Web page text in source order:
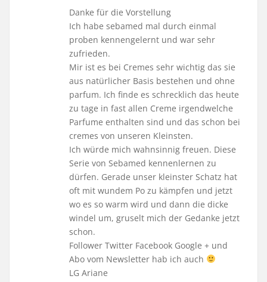
Danke für die Vorstellung
Ich habe sebamed mal durch einmal
proben kennengelernt und war sehr
zufrieden.
Mir ist es bei Cremes sehr wichtig das sie
aus natürlicher Basis bestehen und ohne
parfum. Ich finde es schrecklich das heute
zu tage in fast allen Creme irgendwelche
Parfume enthalten sind und das schon bei
cremes von unseren Kleinsten.
Ich würde mich wahnsinnig freuen. Diese
Serie von Sebamed kennenlernen zu
dürfen. Gerade unser kleinster Schatz hat
oft mit wundem Po zu kämpfen und jetzt
wo es so warm wird und dann die dicke
windel um, gruselt mich der Gedanke jetzt
schon.
Follower Twitter Facebook Google + und
Abo vom Newsletter hab ich auch
LG Ariane